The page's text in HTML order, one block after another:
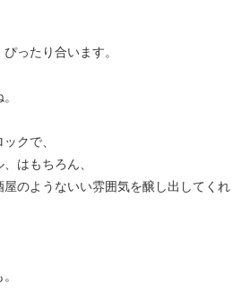
ったり合います。
クで、
はもちろん、
のようないい雰囲気を醸し出してくれ